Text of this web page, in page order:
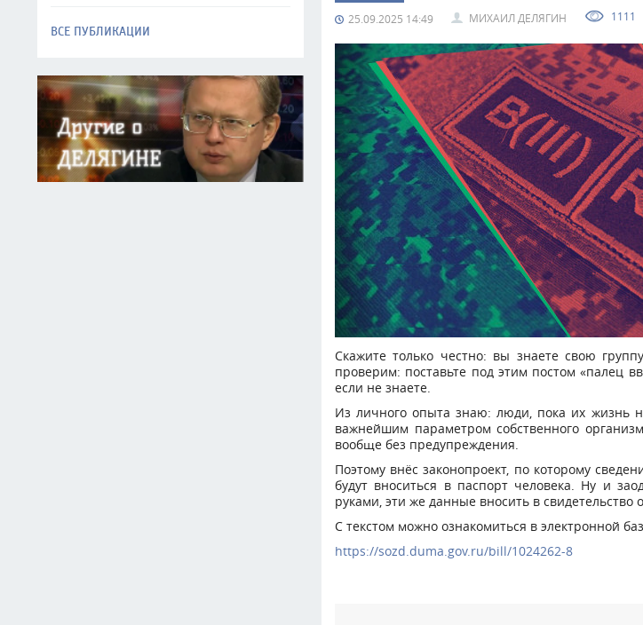
ВСЕ ПУБЛИКАЦИИ
25.09.2025 14:49
МИХАИЛ ДЕЛЯГИН 1111
Скажите только честно: вы знаете свою
проверим: поставьте под этим постом «палец
если не знаете.
Из личного опыта знаю: люди, пока их жизнь
важнейшим параметром собственного
вообще без предупреждения.
Поэтому внёс законопроект, по которому
будут вноситься в паспорт человека. Ну и
руками, эти же данные вносить в свидетельство
С текстом можно ознакомиться в электронной
https://sozd.duma.gov.ru/bill/1024262-8